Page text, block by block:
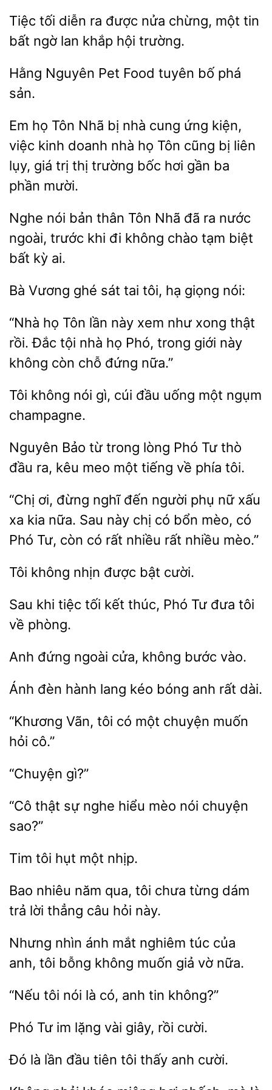
tối diễn ra được nửa chừng, một tin
bất
lan hội trường.
Nguyên Pet Food
bố
sản.
Em họ Tôn Nhã
cung ứng kiện,
việc kinh doanh nhà họ Tôn cũng bị liên
lụy, giá trị thị trường bốc hơi gần ba
mười.
Nghe bản
Tôn Nhã đã ra nước
ngoài, trước khi đi không
tạm biệt
bất kỳ ai.
Bà sát tôi, hạ giọng nói:
“Nhà
Tôn lần này xem như xong thật
rồi. Đắc tội nhà
Phó, trong giới này
không còn chỗ
nữa.”
Tôi không cúi
uống một ngụm
champagne.
Bảo từ trong lòng
Tư thò
đầu ra, kêu meo một tiếng về
tôi.
“Chị ơi, đừng nghĩ
người phụ nữ xấu
xa kia nữa. Sau này chị có bổn mèo,
Tư, còn có rất nhiều rất nhiều mèo.”
Tôi bật cười.
khi tiệc tối kết
Phó Tư đưa tôi
phòng.
Anh đứng bước vào.
Ánh đèn hành bóng anh dài.
“Khương
tôi có một chuyện
hỏi
“Cô sự hiểu
nói chuyện
sao?”
Tim tôi
Bao
năm qua, tôi chưa từng dám
lời thẳng
hỏi này.
Nhưng nhìn ánh mắt nghiêm túc của
anh,
bỗng không muốn nữa.
“Nếu nói là có, tin
Phó Tư im rồi cười.
là đầu tiên thấy anh cười.